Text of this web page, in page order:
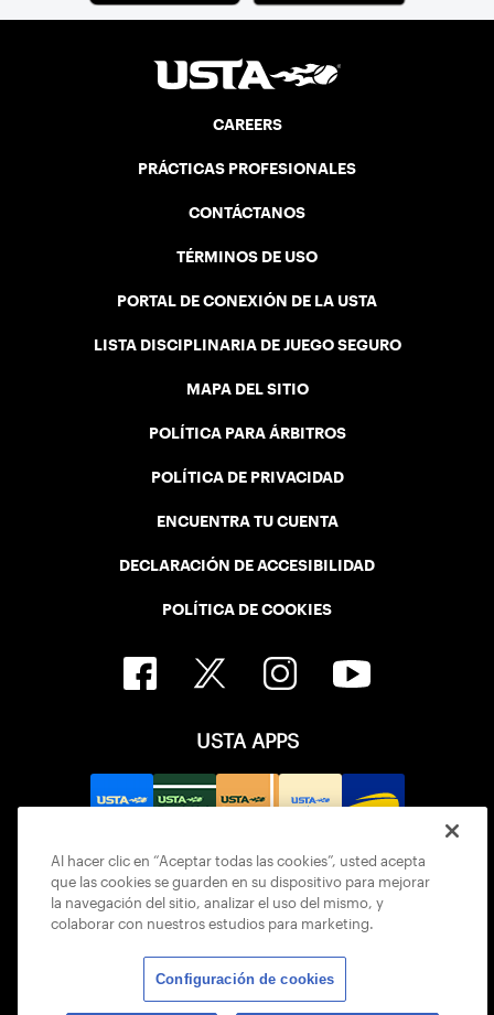
CAREERS
PRÁCTICAS PROFESIONALES
CONTÁCTANOS
TÉRMINOS DE USO
PORTAL DE CONEXIÓN DE LA USTA
LISTA DISCIPLINARIA DE JUEGO SEGURO
MAPA DEL SITIO
POLÍTICA PARA ÁRBITROS
POLÍTICA DE PRIVACIDAD
ENCUENTRA TU CUENTA
DECLARACIÓN DE ACCESIBILIDAD
POLÍTICA DE COOKIES
USTA APPS
Al hacer clic en “Aceptar todas las cookies”, usted acepta
que las cookies se guarden en su dispositivo para mejorar
la navegación del sitio, analizar el uso del mismo, y
colaborar con nuestros estudios para marketing.
Configuración de cookies